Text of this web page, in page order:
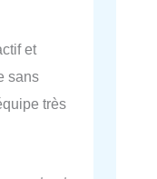
et
sans
très